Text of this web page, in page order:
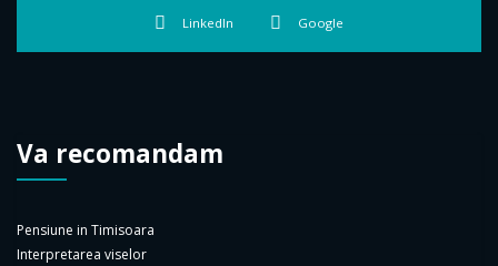
LinkedIn Google
Va recomandam
Pensiune in Timisoara
Interpretarea viselor